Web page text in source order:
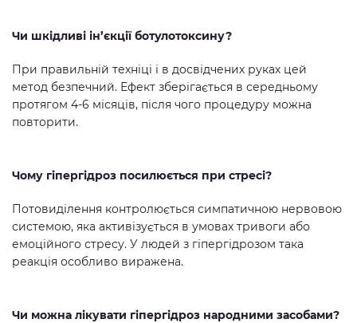
Чи шкідливі ін’єкції ботулотоксину?
При правильній техніці і в досвідчених руках цей
метод безпечний. Ефект зберігається в середньому
протягом 4-6 місяців, після чого процедуру можна
повторити.
Чому гіпергідроз посилюється при стресі?
Потовиділення контролюється симпатичною нервовою
системою, яка активізується в умовах тривоги або
емоційного стресу. У людей з гіпергідрозом така
реакція особливо виражена.
Чи можна лікувати гіпергідроз народними засобами?